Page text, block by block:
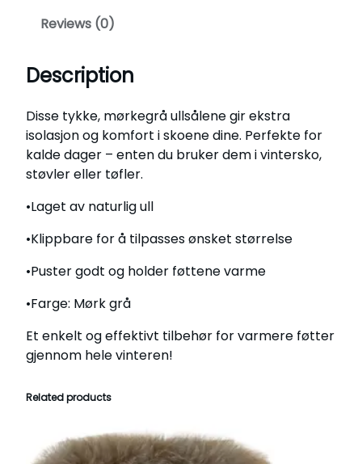
o
m
o
r
t
o
g
a
m
e
e
l
d
Reviews (0)
Description
Disse tykke, mørkegrå ullsålene gir ekstra
isolasjon og komfort i skoene dine. Perfekte for
kalde dager – enten du bruker dem i vintersko,
støvler eller tøfler.
•Laget av naturlig ull
•Klippbare for å tilpasses ønsket størrelse
•Puster godt og holder føttene varme
•Farge: Mørk grå
Et enkelt og effektivt tilbehør for varmere føtter
gjennom hele vinteren!
Related products